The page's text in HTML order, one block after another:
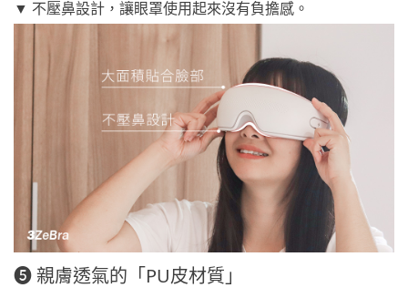
▼ 不壓鼻設計，讓眼罩使用起來沒有負擔感。
❺ 親膚透氣的「PU皮材質」